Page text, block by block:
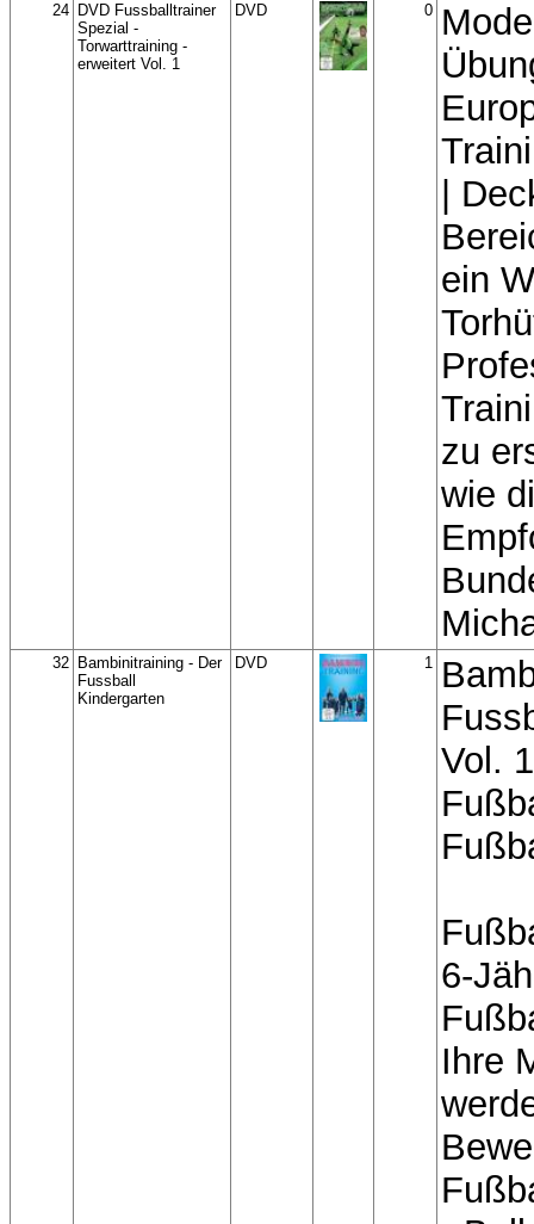
24 DVD Fussballtrainer
Spezial -
Torwarttraining -
erweitert Vol. 1
DVD 0
|
ein
zu
wie
32 Bambinitraining - Der
Fussball
Kindergarten
DVD 1
Vol.
6-
Ihre